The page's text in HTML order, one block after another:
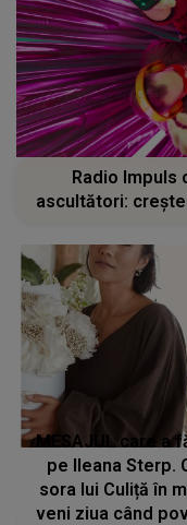
Radio Impuls
ascultători:
MESAJUL care a
pe Ileana Sterp.
sora lui Culiță în
veni ziua când